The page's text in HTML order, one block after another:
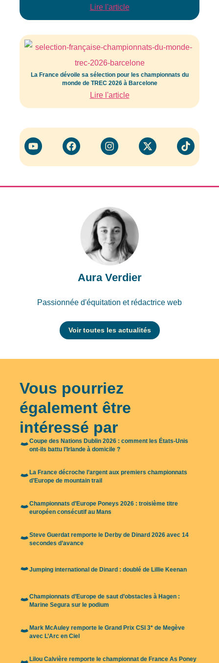
Lire l'article
La France dévoile sa sélection pour les championnats du
monde de TREC 2026 à Barcelone
Lire l'article
Aura Verdier
Passionnée d'équitation et rédactrice web
Voir toutes les actualités
Vous pourriez
également être
intéressé par
Coupe des Nations Dublin 2026 : comment les États-Unis
ont-ils battu l’Irlande à domicile ?
La France décroche l’argent aux premiers championnats
d’Europe de mountain trail
Championnats d’Europe Poneys 2026 : troisième titre
européen consécutif au Mans
Steve Guerdat remporte le Derby de Dinard 2026 avec 14
secondes d’avance
Jumping international de Dinard : doublé de Lillie Keenan
Championnats d’Europe de saut d’obstacles à Hagen :
Marine Segura sur le podium
Mark McAuley remporte le Grand Prix CSI 3* de Megève
avec L’Arc en Ciel
Lilou Calvière remporte le championnat de France As Poney